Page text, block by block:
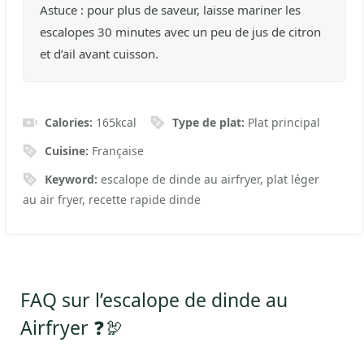
Astuce : pour plus de saveur, laisse mariner les
escalopes 30 minutes avec un peu de jus de citron
et d’ail avant cuisson.
Calories: 165kcal Type de plat: Plat principal
Cuisine: Française
Keyword:escalope de dinde au airfryer, plat léger
au air fryer, recette rapide dinde
FAQ sur l’escalope de dinde au
Airfryer ❓🦃